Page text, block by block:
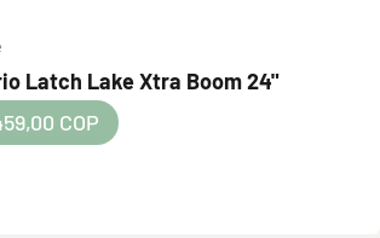
Latch Lake Xtra Boom 24"
de oferta
COP
dinámico cardioide con sonido
tu voz!